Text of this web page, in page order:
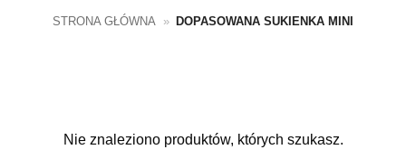
STRONA GŁÓWNA » DOPASOWANA SUKIENKA MINI
Nie znaleziono produktów, których szukasz.